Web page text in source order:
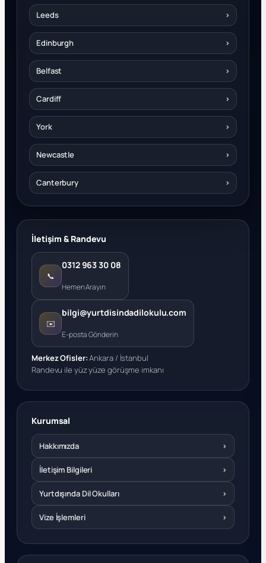
Leeds ›
Edinburgh ›
Belfast ›
Cardiff ›
York ›
Newcastle ›
Canterbury ›
İletişim & Randevu
📞
0312 963 30 08
Hemen Arayın
✉️
bilgi@yurtdisindadilokulu.com
E-posta Gönderin
Merkez Ofisler:Ankara / İstanbul
Randevu ile yüz yüze görüşme imkanı
Kurumsal
Hakkımızda ›
İletişim Bilgileri ›
Yurtdışında Dil Okulları ›
Vize İşlemleri ›